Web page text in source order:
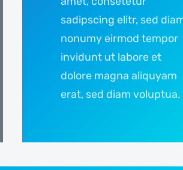
sadipscing elitr, sed
nonumy eirmod tempor
invidunt ut labore et
dolore magna aliquyam
erat, sed diam voluptua.